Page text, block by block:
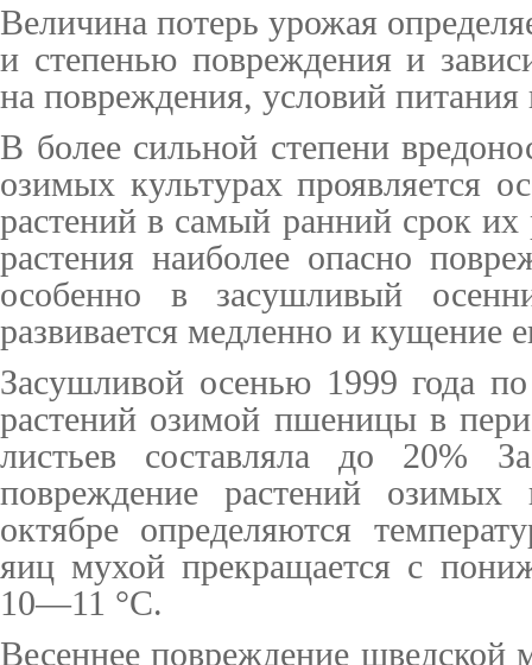
Величина потерь урожая
и степенью повреждения и
на повреждения, условий
В более сильной степени
озимых культурах проявляется
растений в самый ранний срок их
растения наиболее опасно
особенно в засушливый
развивается медленно и кущение
Засушливой осенью 1999 года
растений озимой пшеницы в
листьев составляла до 20%
повреждение растений
октябре определяются
яиц мухой прекращается с
10—11 °С.
Весеннее повреждение шведской